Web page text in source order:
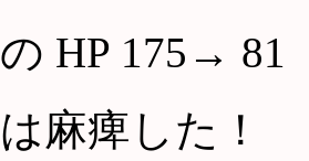
の HP 175→ 81
は麻痺した！